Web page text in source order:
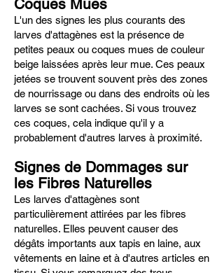
Coques Mues
L'un des signes les plus courants des
larves d'attagènes est la présence de
petites peaux ou coques mues de couleur
beige laissées après leur mue. Ces peaux
jetées se trouvent souvent près des zones
de nourrissage ou dans des endroits où les
larves se sont cachées. Si vous trouvez
ces coques, cela indique qu'il y a
probablement d'autres larves à proximité.
Signes de Dommages sur
les Fibres Naturelles
Les larves d'attagènes sont
particulièrement attirées par les fibres
naturelles. Elles peuvent causer des
dégâts importants aux tapis en laine, aux
vêtements en laine et à d'autres articles en